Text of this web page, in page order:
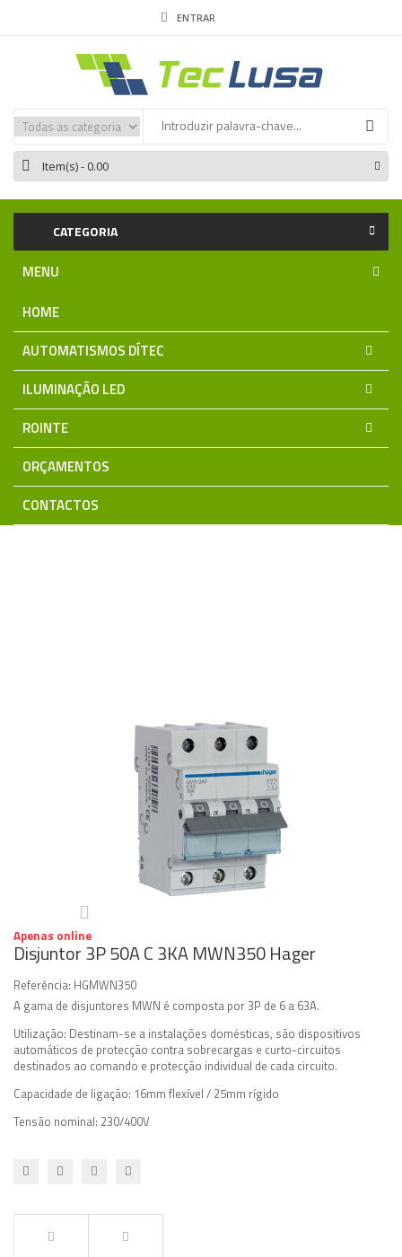
ENTRAR
Item(s)- 0.00
CATEGORIA
MENU
HOME
AUTOMATISMOS DÍTEC
ILUMINAÇÃO LED
ROINTE
ORÇAMENTOS
CONTACTOS
Apenas online
Disjuntor 3P 50A C 3KA MWN350 Hager
Referência: HGMWN350
A gama de disjuntores MWN é composta por 3P de 6 a 63A.
Utilização: Destinam-se a instalações domésticas, são dispositivos
automáticos de protecção contra sobrecargas e curto-circuitos
destinados ao comando e protecção individual de cada circuito.
Capacidade de ligação: 16mm flexível / 25mm rígido
Tensão nominal: 230/400V